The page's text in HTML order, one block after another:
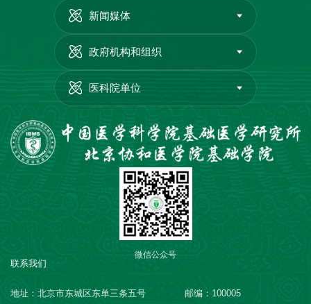
新闻媒体
政府机构和组织
医科院单位
联系我们
地址：北京市东城区东单三条五号 邮编：100005
微信公众号